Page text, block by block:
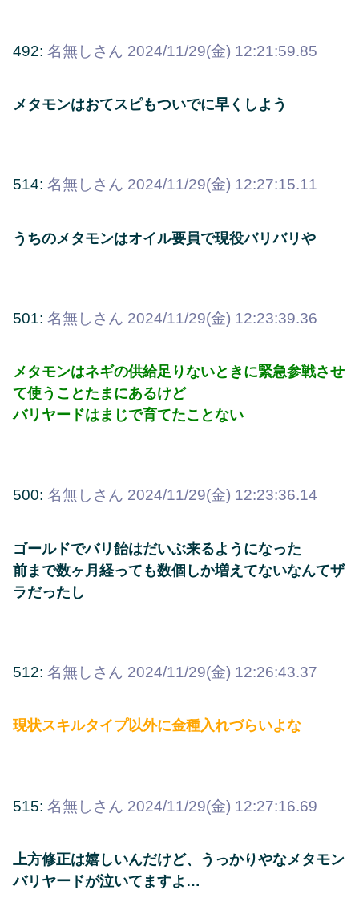
492: 名無しさん 2024/11/29(金) 12:21:59.85
メタモンはおてスピもついでに早くしよう
514: 名無しさん 2024/11/29(金) 12:27:15.11
うちのメタモンはオイル要員で現役バリバリや
501: 名無しさん 2024/11/29(金) 12:23:39.36
メタモンはネギの供給足りないときに緊急参戦させ
て使うことたまにあるけど
バリヤードはまじで育てたことない
500: 名無しさん 2024/11/29(金) 12:23:36.14
ゴールドでバリ飴はだいぶ来るようになった
前まで数ヶ月経っても数個しか増えてないなんてザ
ラだったし
512: 名無しさん 2024/11/29(金) 12:26:43.37
現状スキルタイプ以外に金種入れづらいよな
515: 名無しさん 2024/11/29(金) 12:27:16.69
上方修正は嬉しいんだけど、うっかりやなメタモン
バリヤードが泣いてますよ…